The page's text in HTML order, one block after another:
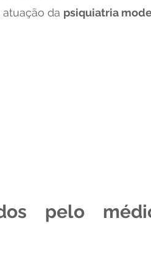
atuação da psiquiatria
pelo